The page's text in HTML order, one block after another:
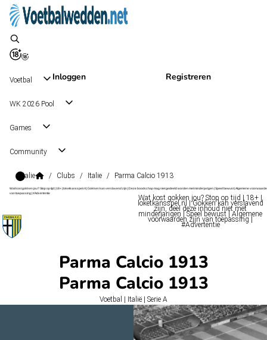
Inloggen Registreren
Voetbal
WK 2026 Pool
Games
Community
Italie / Clubs / Italie / Parma Calcio 1913
Wat kost gokken jou? Stop op tijd | 18+ | loketkansspel.nl | Gokken kan verslavend zijn | Deze boodschap mag niet gedeeld worden met minderjarigen | Speel bewust | Algemene
van toepassing | #Advertentie
Wat kost gokken jou? Stop op tijd | 18+ |
loketkansspel.nl | Gokken kan verslavend
zijn, deel deze inhoud niet met
minderjarigen | Speel bewust | Algemene
voorwaarden zijn van toepassing |
#Advertentie
Parma Calcio 1913
Parma Calcio 1913
Voetbal | Italië | Serie A